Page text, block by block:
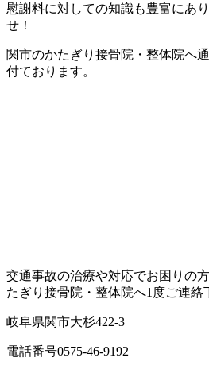
慰謝料に対しての知識も豊富にあ
せ！
関市のかたぎり接骨院・整体院へ
付ております。
交通事故の治療や対応でお困りの
たぎり接骨院・整体院へ1度ご連絡
岐阜県関市大杉422-3
電話番号0575-46-9192